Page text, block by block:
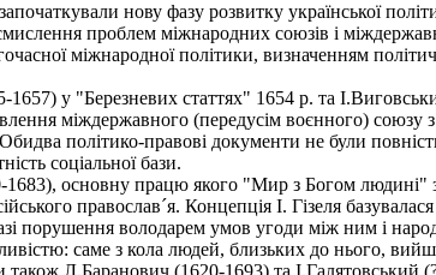
нову фазу розвитку української
проблем міжнародних союзів і
міжнародної політики, визначенням
у "Березневих статтях" 1654 р. та
міждержавного (передусім воєнного) союзу
політико-правові документи не були
соціальної бази.
основну працю якого "Мир з Богом людині"
православ´я. Концепція І. Гізеля
порушення володарем умов угоди між ним і
саме з кола людей, близьких до нього,
також Л.Баранович (1620-1693) та І.Галятовський